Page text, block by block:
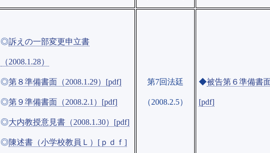
◎訴えの一部変更申立書
（2008.1.28）
◎第８準備書面（2008.1.29）[pdf]
◎第９準備書面（2008.2.1）[pdf]
◎大内教授意見書（2008.1.30）[pdf]
◎陳述書（小学校教員Ｌ）[ｐｄｆ]
第7回法廷
（2008.2.5）
◆被告第６準備書面
[pdf]